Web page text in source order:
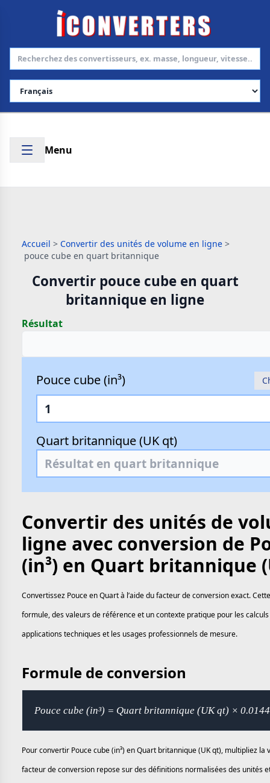
Choisir la langue
Menu
Accueil > Convertir des unités de volume en ligne >
pouce cube en quart britannique
Convertir pouce cube en quart
britannique en ligne
Résultat
Pouce cube (in³)
Quart britannique (UK qt)
Convertir des unités de
ligne avec conversion de
(in³) en Quart britannique
Convertissez Pouce en Quart à l’aide du facteur de conversion exact.
formule, des valeurs de référence et un contexte pratique pour les calculs
applications techniques et les usages professionnels de mesure.
Formule de conversion
Pouce cube (in³) = Quart britannique (UK qt) ×
Pour convertir Pouce cube (in³) en Quart britannique (UK qt), multipliez la
facteur de conversion repose sur des définitions normalisées des unités